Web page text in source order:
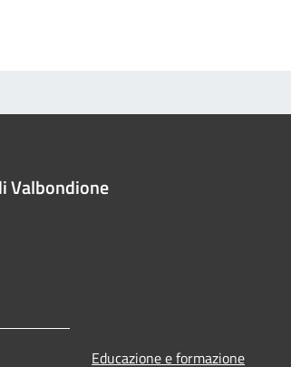
Valbondione
Educazione e formazione